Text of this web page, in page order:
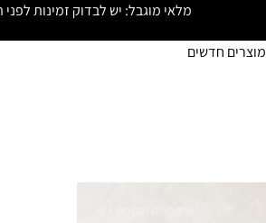
מלאי מוגבל: יש לבדוק זמינות
מוצרים חדשים